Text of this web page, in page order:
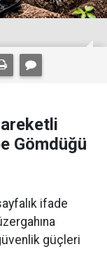
Gömdüğü
ifade
güçleri